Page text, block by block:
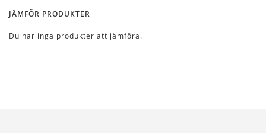
JÄMFÖR PRODUKTER
Du har inga produkter att jämföra.